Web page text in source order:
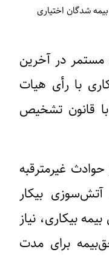
شدگان اختیاری
در آخرین
با رأی هیات
قانون تشخیص
غیرمترقبه
بیکار
بیکاری، نیاز
برای مدت